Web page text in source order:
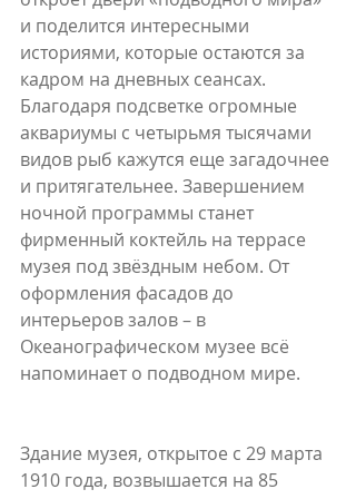
и поделится интересными
историями, которые остаются за
кадром на дневных сеансах.
Благодаря подсветке огромные
аквариумы с четырьмя тысячами
видов рыб кажутся еще загадочнее
и притягательнее. Завершением
ночной программы станет
фирменный коктейль на террасе
музея под звёздным небом. От
оформления фасадов до
интерьеров залов – в
Океанографическом музее всё
напоминает о подводном мире.
Здание музея, открытое с 29 марта
1910 года, возвышается на 85